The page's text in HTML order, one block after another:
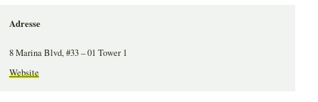
Adresse
8 Marina Blvd, #33 – 01 Tower 1
Website